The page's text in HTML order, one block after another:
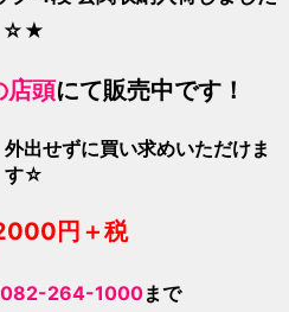
☆★
店頭にて販売中です！
出せずに買い求めいただけま
す☆
0 円＋税
082-264-1000まで